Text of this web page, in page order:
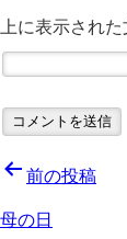
上に表示され
投
稿
前の投稿
母の日